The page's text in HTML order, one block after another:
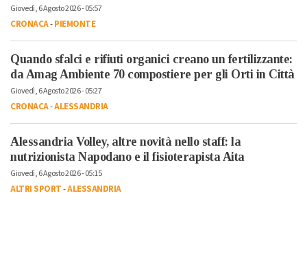
Giovedì, 6 Agosto 2026 - 05:57
CRONACA-PIEMONTE
Quando sfalci e rifiuti organici creano un fertilizzante:
da Amag Ambiente 70 compostiere per gli Orti in Città
Giovedì, 6 Agosto 2026 - 05:27
CRONACA-ALESSANDRIA
Alessandria Volley, altre novità nello staff: la
nutrizionista Napodano e il fisioterapista Aita
Giovedì, 6 Agosto 2026 - 05:15
ALTRI SPORT-ALESSANDRIA